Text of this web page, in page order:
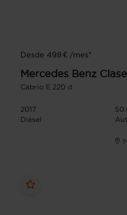
Desde 498 € /mes*
Mercedes Benz
Cabrio E 220 d
2017
Diésel